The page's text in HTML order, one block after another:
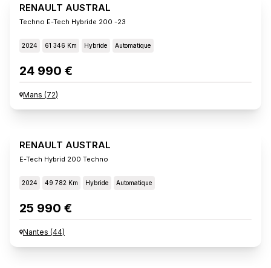
RENAULT AUSTRAL
Techno E-Tech Hybride 200 -23
2024 61 346 Km Hybride Automatique
24 990 €
Mans (72)
RENAULT AUSTRAL
E-Tech Hybrid 200 Techno
2024 49 782 Km Hybride Automatique
25 990 €
Nantes (44)